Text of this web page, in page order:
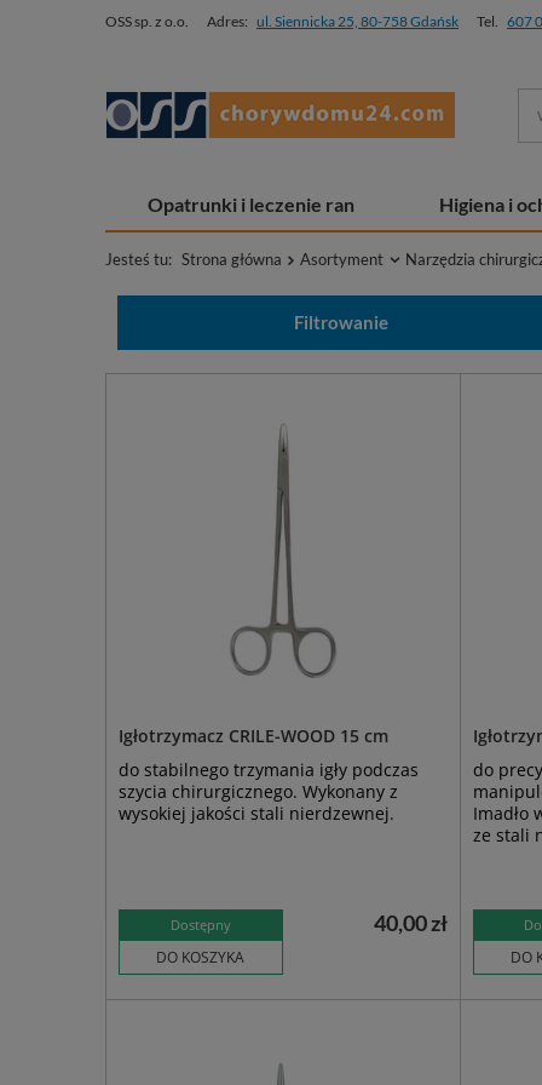
OSS sp. z o.o. Adres: ul. Siennicka 25, 80-758 Gdańsk Tel. 607
Opatrunki i leczenie ran Higiena i
Jesteś tu: Strona główna Asortyment Narzędzia
Filtrowanie
Igłotrzymacz CRILE-WOOD 15 cm
do stabilnego trzymania igły podczas
szycia chirurgicznego. Wykonany z
wysokiej jakości stali nierdzewnej.
Dostępny
DO KOSZYKA
40,00 zł
do
Imadło
ze stali
DO